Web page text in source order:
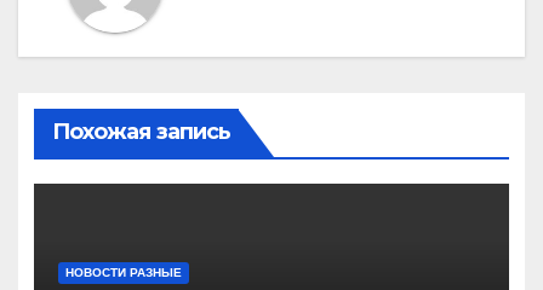
Похожая запись
НОВОСТИ РАЗНЫЕ